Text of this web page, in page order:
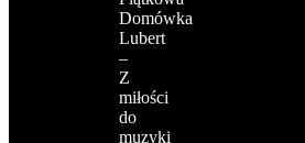
Domówka
Lubert
–
Z
miłości
do
muzyki